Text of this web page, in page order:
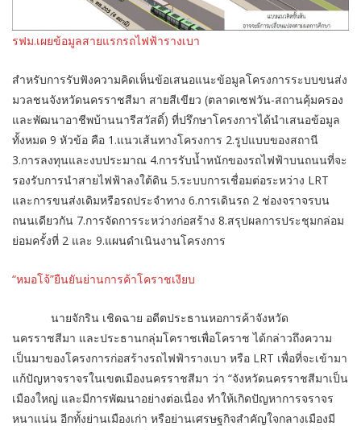
รฟม.เผยข้อมูลสายแรกรถไฟฟ้ารางเบา
สำหรับการรับฟังความคิดเห็นข้อเสนอแนะข้อมูลโครงการระบบขนส่ง
มวลชนจังหวัดนครราชสีมา สายสีเขียว (ตลาดเซฟวัน-สถานคุ้มครอง
และพัฒนาอาชีพบ้านนารีสวัสดิ์) ที่ปรึกษาโครงการได้นำเสนอข้อมูล
ทั้งหมด 9 หัวข้อ คือ 1.แนวเส้นทางโครงการ 2.รูปแบบของสถานี
3.การลงทุนและงบประมาณ 4.การรับน้ำหนักของรถไฟฟ้าบนถนนที่จะ
รองรับการนำสายไฟฟ้าลงใต้ดิน 5.ระบบการเชื่อมต่อระหว่าง LRT
และการขนส่งเดิมหรือรถประจำทาง 6.การเดินรถ 2 ช่องจราจรบน
ถนนเดียวกัน 7.การจัดการระหว่างก่อสร้าง 8.สรุปผลการประชุมกล่อม
ย่อมครั้งที่ 2 และ 9.แผนดำเนินงานโครงการ
“หมอโจ้”ยืนยันย่านการค้าโคราชเงียบ
นายจักริน เชิดฉาย อดีตประธานหอการค้าจังหวัด
นครราชสีมา และประธานกลุ่มโคราชเพื่อโคราช ได้กล่าวถึงความ
เป็นมาของโครงการก่อสร้างรถไฟฟ้ารางเบา หรือ LRT เพื่อที่จะเข้ามา
แก้ปัญหาจราจรในเขตเมืองนครราชสีมา ว่า “จังหวัดนครราชสีมาเป็น
เมืองใหญ่ และมีการพัฒนาอย่างต่อเนื่อง ทำให้เกิดปัญหาการจราจร
หนาแน่น อีกทั้งย่านเมืองเก่า หรือย่านเศรษฐกิจสำคัญใจกลางเมืองมี